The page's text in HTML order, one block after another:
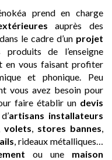
prend en charge
auprès des
le cadre d’un projet
produits de l’enseigne
en vous faisant profiter
et phonique. Peu
vous avez besoin pour
faire établir un devis
artisans installateurs
volets stores bannes
, rideaux métalliques…
ou une maison